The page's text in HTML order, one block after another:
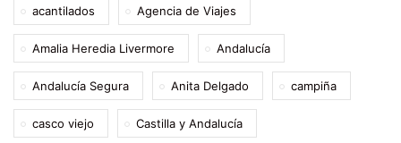
acantilados Agencia de Viajes
Amalia Heredia Livermore Andalucía
Andalucía Segura Anita Delgado campiña
casco viejo Castilla y Andalucía